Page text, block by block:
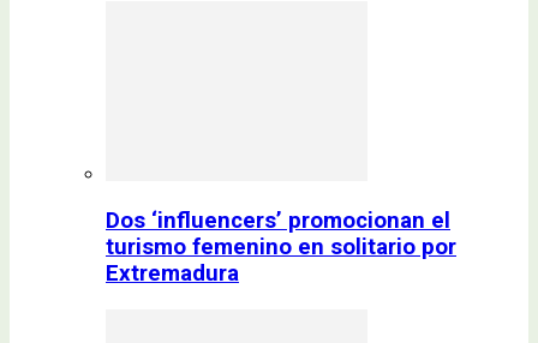
Dos ‘influencers’ promocionan el
turismo femenino en solitario por
Extremadura